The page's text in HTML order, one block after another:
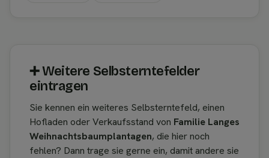
➕︎ Weitere Selbsterntefelder
eintragen
Sie kennen ein weiteres Selbsterntefeld, einen
Hofladen oder Verkaufsstand von Familie Langes
Weihnachtsbaumplantagen, die hier noch
fehlen? Dann trage sie gerne ein, damit andere sie